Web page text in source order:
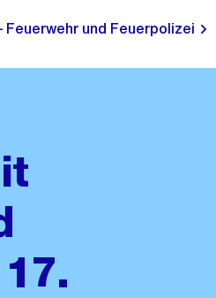
Feuerwehr und Feuerpolizei